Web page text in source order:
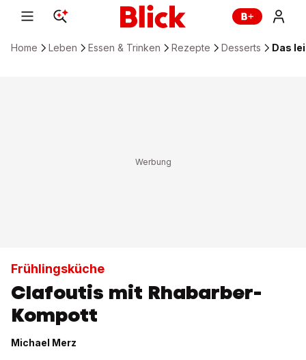
Home Leben Essen & Trinken Rezepte Desserts Das
Frühlingsküche
Clafoutis mit Rhabarber-
Kompott
Michael Merz